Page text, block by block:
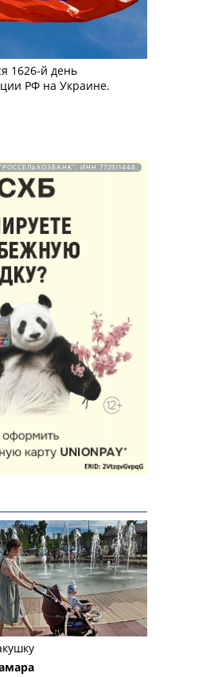
1626-й день
РФ на Украине.
ИНН 772511448.